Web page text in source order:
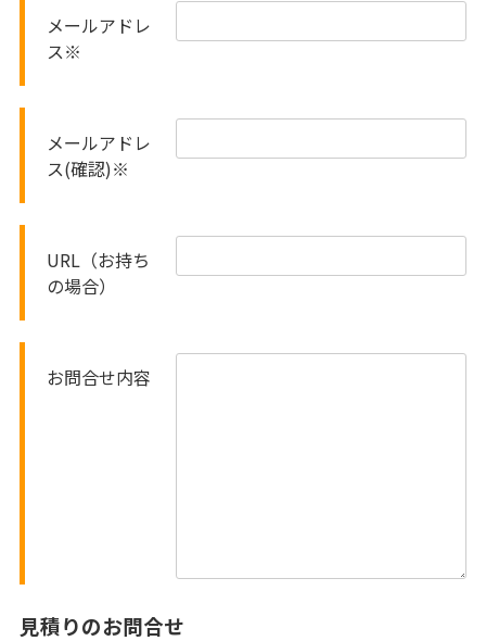
メールアドレ
ス※
メールアドレ
ス(確認)※
URL（お持ち
の場合）
お問合せ内容
見積りのお問合せ